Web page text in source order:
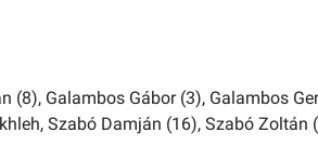
(8), Galambos Gábor (3), Galambos
Szabó Damján (16), Szabó Zoltán